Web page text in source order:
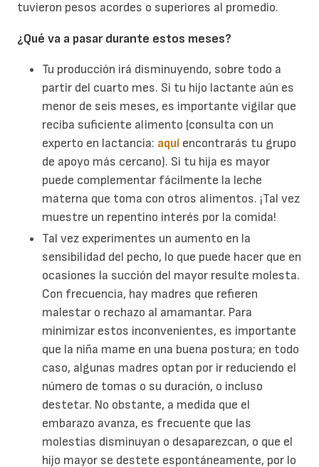
tuvieron pesos acordes o superiores al promedio.
¿Qué va a pasar durante estos meses?
Tu producción irá disminuyendo, sobre todo a
partir del cuarto mes. Si tu hijo lactante aún es
menor de seis meses, es importante vigilar que
reciba suficiente alimento (consulta con un
experto en lactancia: aquí encontrarás tu grupo
de apoyo más cercano). Si tu hija es mayor
puede complementar fácilmente la leche
materna que toma con otros alimentos. ¡Tal vez
muestre un repentino interés por la comida!
Tal vez experimentes un aumento en la
sensibilidad del pecho, lo que puede hacer que en
ocasiones la succión del mayor resulte molesta.
Con frecuencia, hay madres que refieren
malestar o rechazo al amamantar. Para
minimizar estos inconvenientes, es importante
que la niña mame en una buena postura; en todo
caso, algunas madres optan por ir reduciendo el
número de tomas o su duración, o incluso
destetar. No obstante, a medida que el
embarazo avanza, es frecuente que las
molestias disminuyan o desaparezcan, o que el
hijo mayor se destete espontáneamente, por lo